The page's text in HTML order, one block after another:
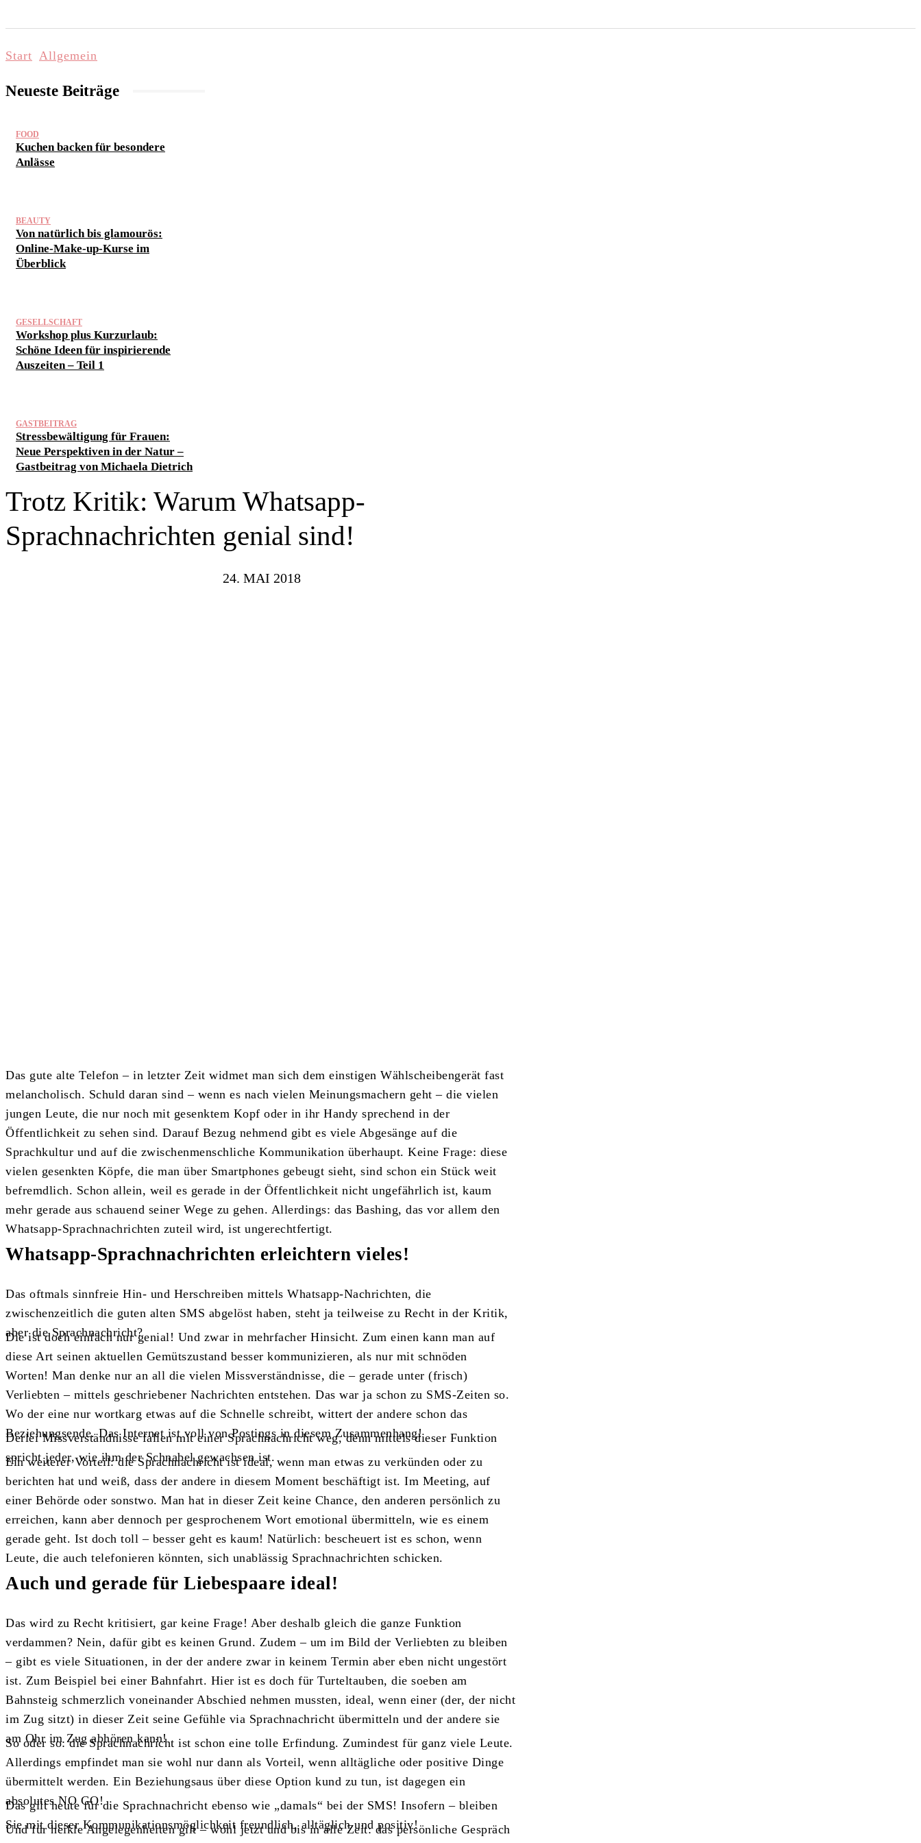
Start Allgemein
Neueste Beiträge
FOOD
Kuchen backen für besondere
Anlässe
BEAUTY
Von natürlich bis glamourös:
Online-Make-up-Kurse im
Überblick
GESELLSCHAFT
Workshop plus Kurzurlaub:
Schöne Ideen für inspirierende
Auszeiten – Teil 1
GASTBEITRAG
Stressbewältigung für Frauen:
Neue Perspektiven in der Natur –
Gastbeitrag von Michaela Dietrich
Trotz Kritik: Warum Whatsapp-
Sprachnachrichten genial sind!
24. MAI 2018
Das gute alte Telefon – in letzter Zeit widmet man sich dem einstigen Wählscheibengerät fast
melancholisch. Schuld daran sind – wenn es nach vielen Meinungsmachern geht – die vielen
jungen Leute, die nur noch mit gesenktem Kopf oder in ihr Handy sprechend in der
Öffentlichkeit zu sehen sind. Darauf Bezug nehmend gibt es viele Abgesänge auf die
Sprachkultur und auf die zwischenmenschliche Kommunikation überhaupt. Keine Frage: diese
vielen gesenkten Köpfe, die man über Smartphones gebeugt sieht, sind schon ein Stück weit
befremdlich. Schon allein, weil es gerade in der Öffentlichkeit nicht ungefährlich ist, kaum
mehr gerade aus schauend seiner Wege zu gehen. Allerdings: das Bashing, das vor allem den
Whatsapp-Sprachnachrichten zuteil wird, ist ungerechtfertigt.
Whatsapp-Sprachnachrichten erleichtern vieles!
Das oftmals sinnfreie Hin- und Herschreiben mittels Whatsapp-Nachrichten, die
zwischenzeitlich die guten alten SMS abgelöst haben, steht ja teilweise zu Recht in der Kritik,
aber die Sprachnachricht?
Die ist doch einfach nur genial! Und zwar in mehrfacher Hinsicht. Zum einen kann man auf
diese Art seinen aktuellen Gemütszustand besser kommunizieren, als nur mit schnöden
Worten! Man denke nur an all die vielen Missverständnisse, die – gerade unter (frisch)
Verliebten – mittels geschriebener Nachrichten entstehen. Das war ja schon zu SMS-Zeiten so.
Wo der eine nur wortkarg etwas auf die Schnelle schreibt, wittert der andere schon das
Beziehungsende. Das Internet ist voll von Postings in diesem Zusammenhang!
Derlei Missverständnisse fallen mit einer Sprachnachricht weg, denn mittels dieser Funktion
spricht jeder, wie ihm der Schnabel gewachsen ist.
Ein weiterer Vorteil: die Sprachnachricht ist ideal, wenn man etwas zu verkünden oder zu
berichten hat und weiß, dass der andere in diesem Moment beschäftigt ist. Im Meeting, auf
einer Behörde oder sonstwo. Man hat in dieser Zeit keine Chance, den anderen persönlich zu
erreichen, kann aber dennoch per gesprochenem Wort emotional übermitteln, wie es einem
gerade geht. Ist doch toll – besser geht es kaum! Natürlich: bescheuert ist es schon, wenn
Leute, die auch telefonieren könnten, sich unablässig Sprachnachrichten schicken.
Auch und gerade für Liebespaare ideal!
Das wird zu Recht kritisiert, gar keine Frage! Aber deshalb gleich die ganze Funktion
verdammen? Nein, dafür gibt es keinen Grund. Zudem – um im Bild der Verliebten zu bleiben
– gibt es viele Situationen, in der der andere zwar in keinem Termin aber eben nicht ungestört
ist. Zum Beispiel bei einer Bahnfahrt. Hier ist es doch für Turteltauben, die soeben am
Bahnsteig schmerzlich voneinander Abschied nehmen mussten, ideal, wenn einer (der, der nicht
im Zug sitzt) in dieser Zeit seine Gefühle via Sprachnachricht übermitteln und der andere sie
am Ohr im Zug abhören kann!
So oder so: die Sprachnachricht ist schon eine tolle Erfindung. Zumindest für ganz viele Leute.
Allerdings empfindet man sie wohl nur dann als Vorteil, wenn alltägliche oder positive Dinge
übermittelt werden. Ein Beziehungsaus über diese Option kund zu tun, ist dagegen ein
absolutes NO GO!
Das gilt heute für die Sprachnachricht ebenso wie „damals“ bei der SMS! Insofern – bleiben
Sie mit dieser Kommunikationsmöglichkeit freundlich, alltäglich und positiv!
Und für heikle Angelegenheiten gilt – wohl jetzt und bis in alle Zeit: das persönliche Gespräch